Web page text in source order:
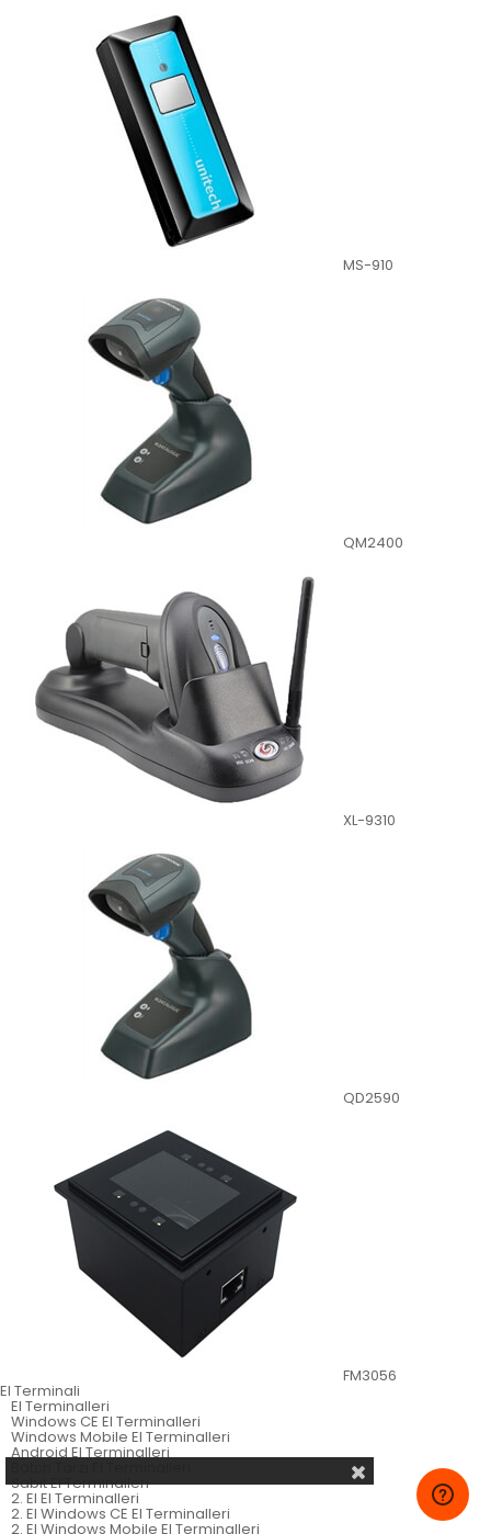
MS-910
QM2400
XL-9310
QD2590
FM3056
El Terminali
El Terminalleri
Windows CE El Terminalleri
Windows Mobile El Terminalleri
Android El Terminalleri
Sabit El Terminalleri
2. El El Terminalleri
2. El Windows CE El Terminalleri
2. El Windows Mobile El Terminalleri